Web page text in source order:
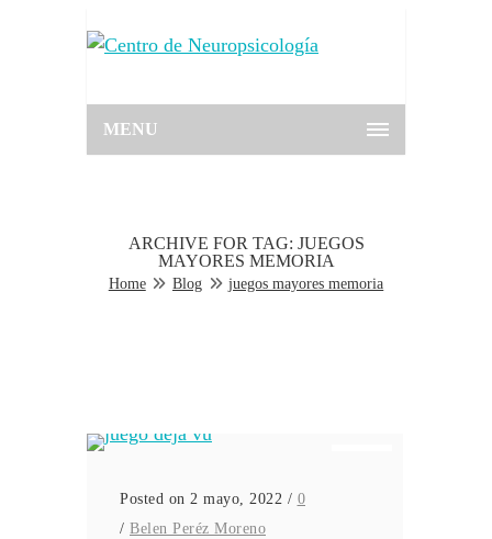
MENU
ARCHIVE FOR TAG: JUEGOS
MAYORES MEMORIA
Home Blog juegos mayores memoria
Posted on 2 mayo, 2022 / 0
/ Belen Peréz Moreno